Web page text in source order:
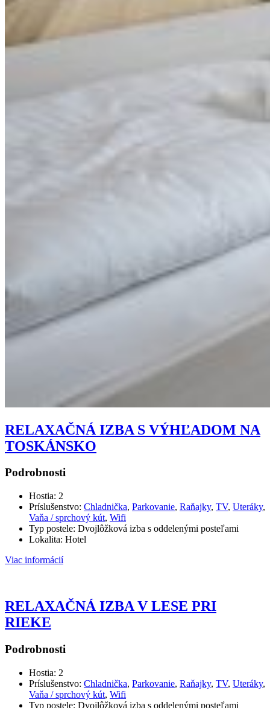
RELAXAČNÁ IZBA S VÝHĽADOM NA
TOSKÁNSKO
Podrobnosti
Hostia: 2
Príslušenstvo: Chladnička, Parkovanie, Raňajky, TV, Uteráky,
Vaňa / sprchový kút, Wifi
Typ postele: Dvojlôžková izba s oddelenými posteľami
Lokalita: Hotel
Viac informácií
RELAXAČNÁ IZBA V LESE PRI
RIEKE
Podrobnosti
Hostia: 2
Príslušenstvo: Chladnička, Parkovanie, Raňajky, TV, Uteráky,
Vaňa / sprchový kút, Wifi
Typ postele: Dvojlôžková izba s oddelenými posteľami